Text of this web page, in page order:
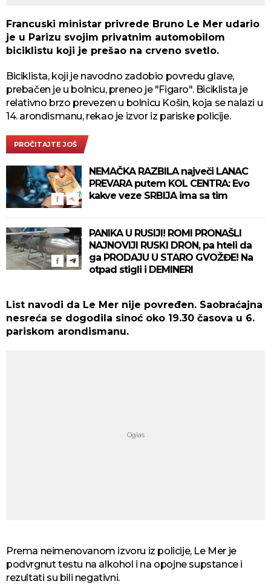
Francuski ministar privrede Bruno Le Mer udario
je u Parizu svojim privatnim automobilom
biciklistu koji je prešao na crveno svetlo.
Biciklista, koji je navodno zadobio povredu glave,
prebačen je u bolnicu, preneo je "Figaro". Biciklista je
relativno brzo prevezen u bolnicu Košin, koja se nalazi u
14. arondismanu, rekao je izvor iz pariske policije.
PROČITAJTE JOŠ
NEMAČKA RAZBILA največi LANAC
PREVARA putem KOL CENTRA: Evo
kakve veze SRBIJA ima sa tim
PANIKA U RUSIJI! ROMI PRONAŠLI
NAJNOVIJI RUSKI DRON, pa hteli da
ga PRODAJU U STARO GVOŽĐE! Na
otpad stigli i DEMINERI
List navodi da Le Mer nije povređen. Saobraćajna
nesreća se dogodila sinoć oko 19.30 časova u 6.
pariskom arondismanu.
Prema neimenovanom izvoru iz policije, Le Mer je
podvrgnut testu na alkohol i na opojne supstance i
rezultati su bili negativni.